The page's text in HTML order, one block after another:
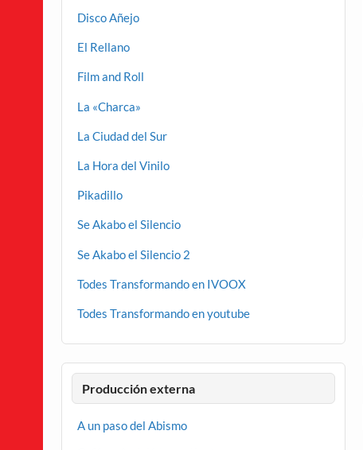
Disco Añejo
El Rellano
Film and Roll
La «Charca»
La Ciudad del Sur
La Hora del Vinilo
Pikadillo
Se Akabo el Silencio
Se Akabo el Silencio 2
Todes Transformando en IVOOX
Todes Transformando en youtube
Producción externa
A un paso del Abismo